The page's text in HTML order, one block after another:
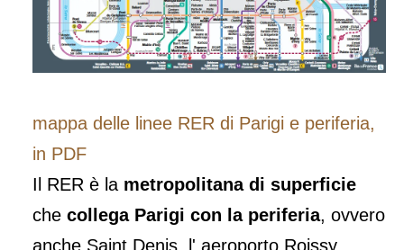
mappa delle linee RER di Parigi e periferia,
in PDF
Il RER è la metropolitana di superficie
che collega Parigi con la periferia, ovvero
anche Saint Denis, l' aeroporto Roissy